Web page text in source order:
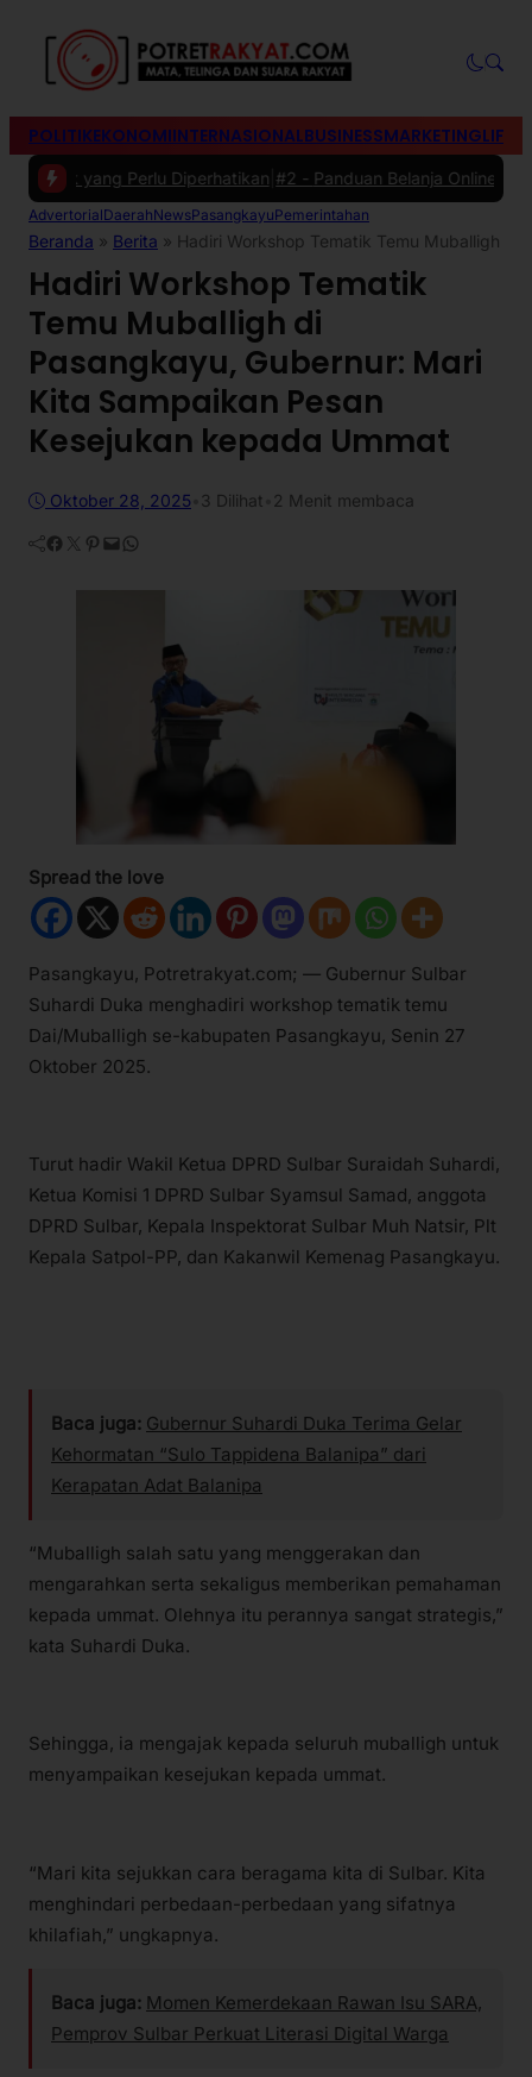
POLITIKEKONOMIINTERNASIONALBUSINESSMARKETING
yang Perlu Diperhatikan|#2 -Panduan Belanja Online Cerdas:
AdvertorialDaerahNewsPasangkayuPemerintahan
Beranda » Berita » Hadiri Workshop Tematik Temu Muballigh di
Hadiri Workshop Tematik
Temu Muballigh di
Pasangkayu, Gubernur: Mari
Kita Sampaikan Pesan
Kesejukan kepada Ummat
Oktober 28, 2025 3 Dilihat 2 Menit membaca
Facebook Twitter Pinterest Mail WhatsApp
Spread the love
Pasangkayu, Potretrakyat.com; — Gubernur Sulbar
Suhardi Duka menghadiri workshop tematik temu
Dai/Muballigh se-kabupaten Pasangkayu, Senin 27
Oktober 2025.
Turut hadir Wakil Ketua DPRD Sulbar Suraidah Suhardi,
Ketua Komisi 1 DPRD Sulbar Syamsul Samad, anggota
DPRD Sulbar, Kepala Inspektorat Sulbar Muh Natsir, Plt
Kepala Satpol-PP, dan Kakanwil Kemenag Pasangkayu.
Baca juga: Gubernur Suhardi Duka Terima Gelar
Kehormatan “Sulo Tappidena Balanipa” dari
Kerapatan Adat Balanipa
“Muballigh salah satu yang menggerakan dan
mengarahkan serta sekaligus memberikan pemahaman
kepada ummat. Olehnya itu perannya sangat strategis,”
kata Suhardi Duka.
Sehingga, ia mengajak kepada seluruh muballigh untuk
menyampaikan kesejukan kepada ummat.
“Mari kita sejukkan cara beragama kita di Sulbar. Kita
menghindari perbedaan-perbedaan yang sifatnya
khilafiah,” ungkapnya.
Baca juga: Momen Kemerdekaan Rawan Isu SARA,
Pemprov Sulbar Perkuat Literasi Digital Warga